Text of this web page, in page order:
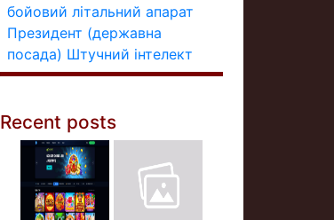
бойовий літальний апарат
Президент (державна
посада) Штучний інтелект
Recent posts